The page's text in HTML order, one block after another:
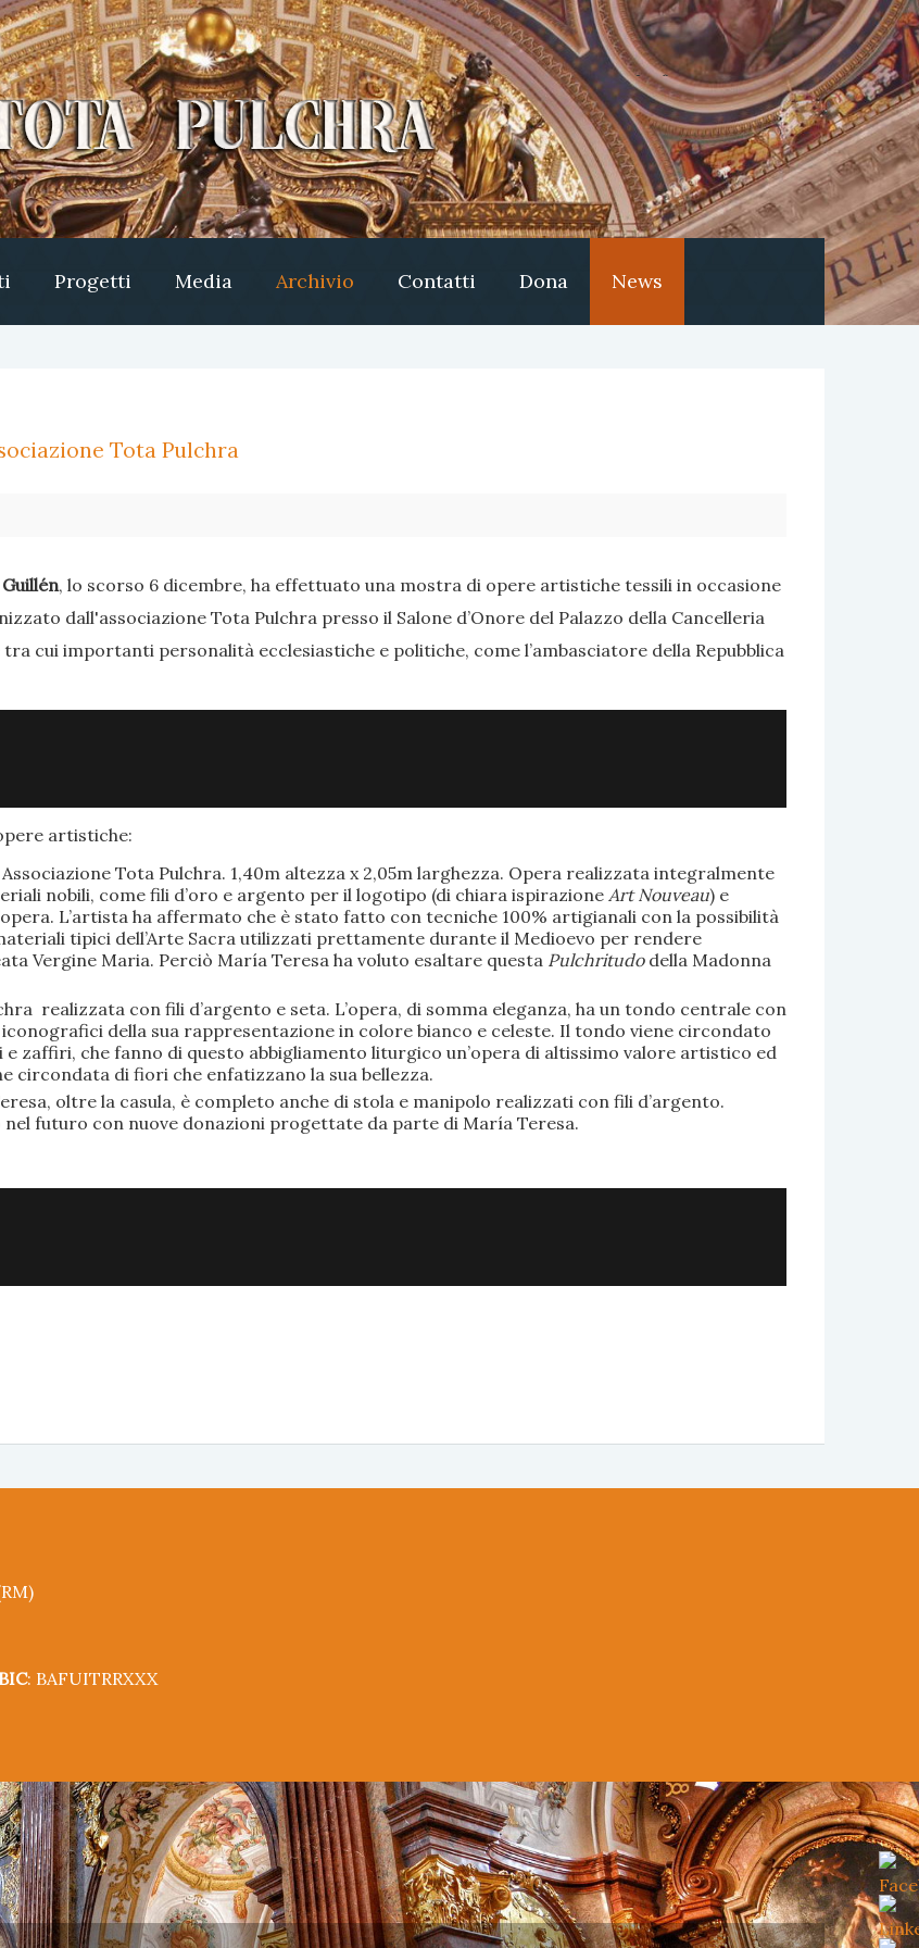
Progetti Media Archivio Contatti Dona News
Tota Pulchra
, lo scorso 6 dicembre, ha effettuato una mostra di opere artistiche tessili in occasione
dall'associazione Tota Pulchra presso il Salone d’Onore del Palazzo della Cancelleria
cui importanti personalità ecclesiastiche e politiche, come l’ambasciatore della Repubblica
artistiche:
Tota Pulchra. 1,40m altezza x 2,05m larghezza. Opera realizzata integralmente
nobili, come fili d’oro e argento per il logotipo (di chiara ispirazioneArt Nouveau) e
L’artista ha affermato che è stato fatto con tecniche 100% artigianali con la possibilità
tipici dell’Arte Sacra utilizzati prettamente durante il Medioevo per rendere
Vergine Maria. Perciò María Teresa ha voluto esaltare questa Pulchritudo della Madonna
realizzata con fili d’argento e seta. L’opera, di somma eleganza, ha un tondo centrale con
iconografici della sua rappresentazione in colore bianco e celeste. Il tondo viene circondato
zaffiri, che fanno di questo abbigliamento liturgico un’opera di altissimo valore artistico ed
circondata di fiori che enfatizzano la sua bellezza.
oltre la casula, è completo anche di stola e manipolo realizzati con fili d’argento.
futuro con nuove donazioni progettate da parte di María Teresa.
: BAFUITRRXXX